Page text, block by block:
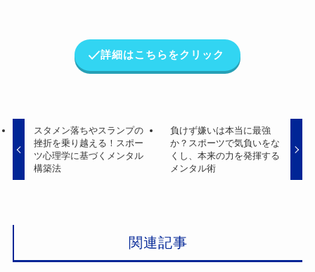
詳細はこちらをクリック
スタメン落ちやスランプの
挫折を乗り越える！スポー
ツ心理学に基づくメンタル
構築法
負けず嫌いは本当に最強
か？スポーツで気負いをな
くし、本来の力を発揮する
メンタル術
関連記事